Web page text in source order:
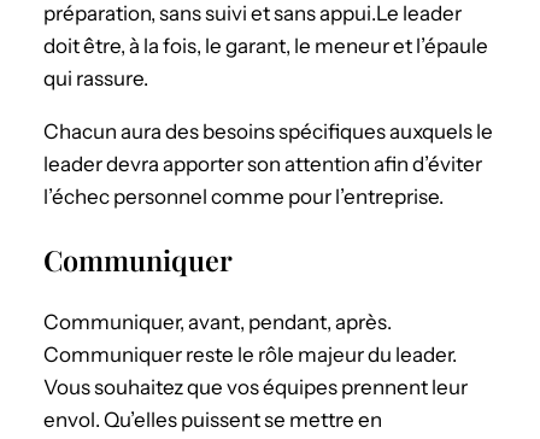
préparation, sans suivi et sans appui.Le leader
doit être, à la fois, le garant, le meneur et l’épaule
qui rassure.
Chacun aura des besoins spécifiques auxquels le
leader devra apporter son attention afin d’éviter
l’échec personnel comme pour l’entreprise.
Communiquer
Communiquer, avant, pendant, après.
Communiquer reste le rôle majeur du leader.
Vous souhaitez que vos équipes prennent leur
envol. Qu’elles puissent se mettre en